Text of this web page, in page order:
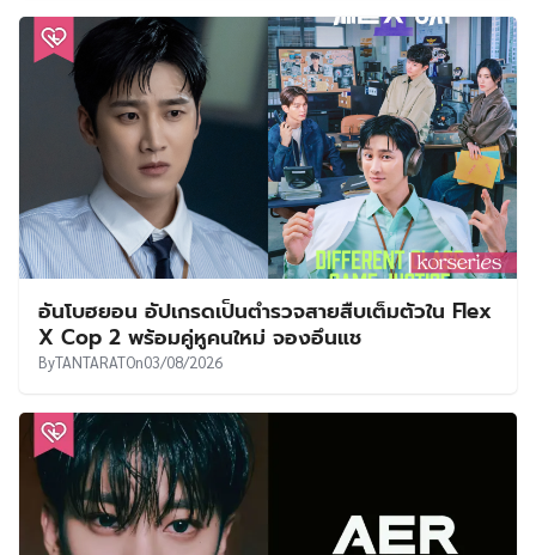
อันโบฮยอน อัปเกรดเป็นตำรวจสายสืบเต็มตัวใน Flex
X Cop 2 พร้อมคู่หูคนใหม่ จองอึนแช
ByTANTARATOn03/08/2026